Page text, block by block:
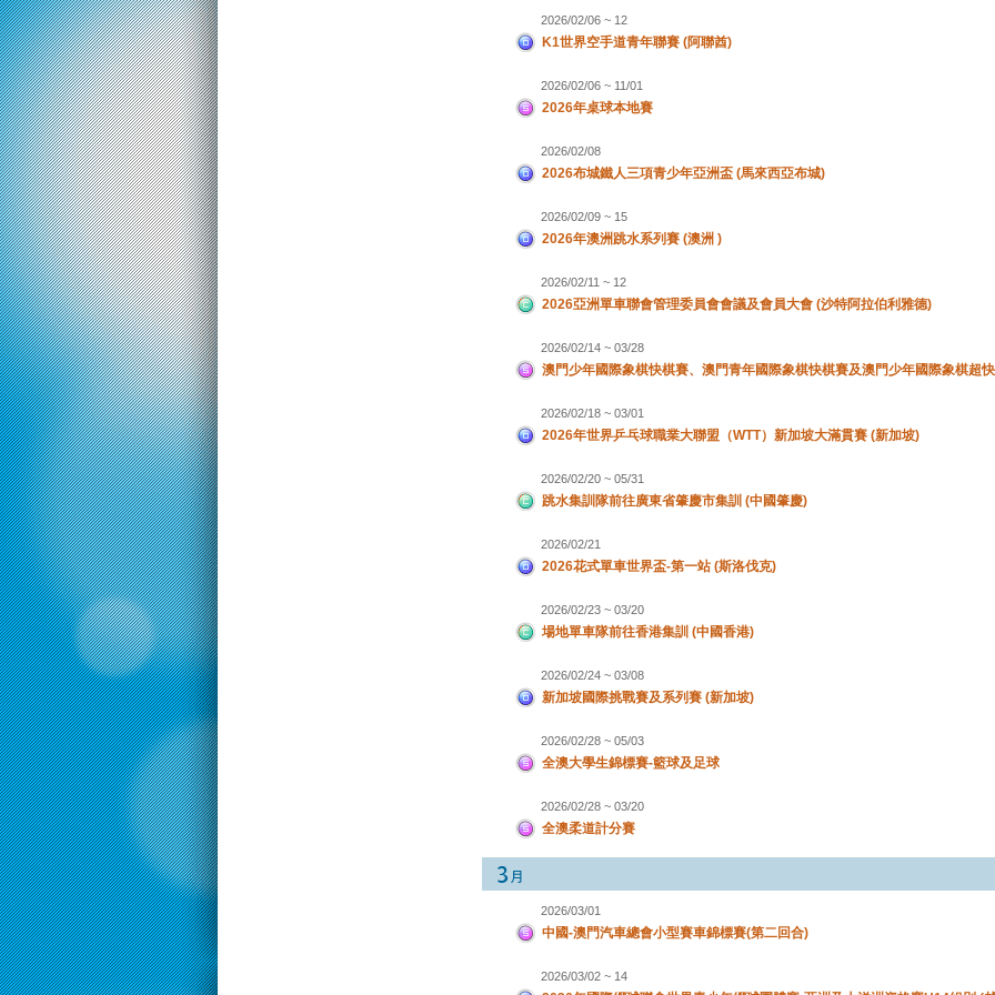
2026/02/06 ~ 12
K1世界空手道青年聯賽 (阿聯酋)
2026/02/06 ~ 11/01
2026年桌球本地賽
2026/02/08
2026布城鐵人三項青少年亞洲盃 (馬來西亞布城)
2026/02/09 ~ 15
2026年澳洲跳水系列賽 (澳洲 )
2026/02/11 ~ 12
2026亞洲單車聯會管理委員會會議及會員大會 (沙特阿拉伯利雅德)
2026/02/14 ~ 03/28
澳門少年國際象棋快棋賽、澳門青年國際象棋快棋賽及澳門少年國際象棋超
2026/02/18 ~ 03/01
2026年世界乒乓球職業大聯盟（WTT）新加坡大滿貫賽 (新加坡)
2026/02/20 ~ 05/31
跳水集訓隊前往廣東省肇慶市集訓 (中國肇慶)
2026/02/21
2026花式單車世界盃-第一站 (斯洛伐克)
2026/02/23 ~ 03/20
場地單車隊前往香港集訓 (中國香港)
2026/02/24 ~ 03/08
新加坡國際挑戰賽及系列賽 (新加坡)
2026/02/28 ~ 05/03
全澳大學生錦標賽-籃球及足球
2026/02/28 ~ 03/20
全澳柔道計分賽
2026/03/01
中國-澳門汽車總會小型賽車錦標賽(第二回合)
2026/03/02 ~ 14